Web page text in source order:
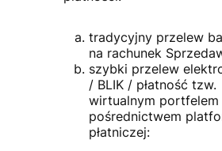
tradycyjny przelew
na rachunek
szybki przelew
/ BLIK / płatność tzw.
wirtualnym portfelem
pośrednictwem
płatniczej: